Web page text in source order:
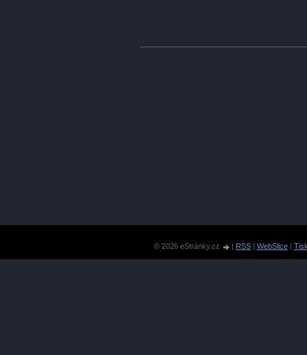
© 2026 eStránky.cz | RSS | WebSlice |